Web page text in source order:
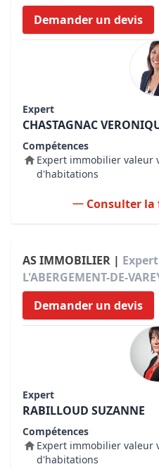
Demander un devis
Expert
CHASTAGNAC
Compétences
Expert immobilier valeur
d'habitations
Consulter la
AS IMMOBILIER |
L'ABERGEMENT-DE-
Demander un devis
Expert
RABILLOUD SUZANNE
Compétences
Expert immobilier valeur
d'habitations